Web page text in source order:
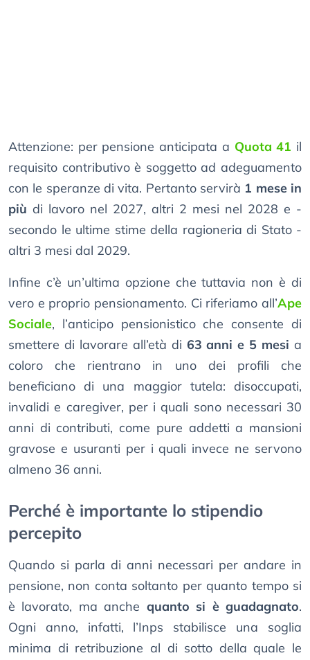
Attenzione: per pensione anticipata a Quota 41 il
requisito contributivo è soggetto ad adeguamento
con le speranze di vita. Pertanto servirà 1 mese in
più di lavoro nel 2027, altri 2 mesi nel 2028 e -
secondo le ultime stime della ragioneria di Stato -
altri 3 mesi dal 2029.
Infine c’è un’ultima opzione che tuttavia non è di
vero e proprio pensionamento. Ci riferiamo all’Ape
Sociale, l’anticipo pensionistico che consente di
smettere di lavorare all’età di 63 anni e 5 mesi a
coloro che rientrano in uno dei profili che
beneficiano di una maggior tutela: disoccupati,
invalidi e caregiver, per i quali sono necessari 30
anni di contributi, come pure addetti a mansioni
gravose e usuranti per i quali invece ne servono
almeno 36 anni.
Perché è importante lo stipendio
percepito
Quando si parla di anni necessari per andare in
pensione, non conta soltanto per quanto tempo si
è lavorato, ma anche quanto si è guadagnato.
Ogni anno, infatti, l’Inps stabilisce una soglia
minima di retribuzione al di sotto della quale le